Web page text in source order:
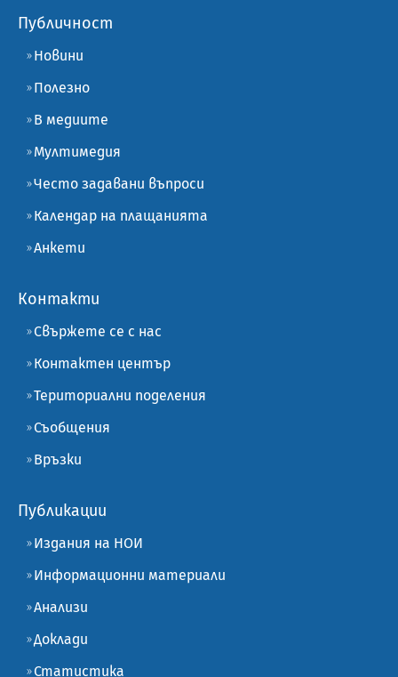
Публичност
Новини
Полезно
В медиите
Мултимедия
Често задавани въпроси
Календар на плащанията
Анкети
Контакти
Свържете се с нас
Контактен център
Териториални поделения
Съобщения
Връзки
Публикации
Издания на НОИ
Информационни материали
Анализи
Доклади
Статистика